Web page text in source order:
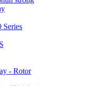
Series
- Rotor